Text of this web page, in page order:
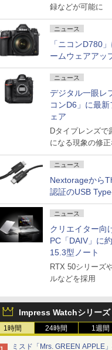
録などが可能に
ニュース
「ニコンD780
ームウェアアッ
ニュース
デジタル一眼レ
コンD6」に最新
ェア
Dタイプレンズで
になる現象の修
ニュース
Nextorageから
認証のUSB
ニュース
クリエイター向
PC「DAIV」に
15.3型ノート
RTX 50シリーズ
ルなどを採用
Impress Watchシリーズ
1時間 24時間 1週間
ミスド「Mrs. GREEN APPLE